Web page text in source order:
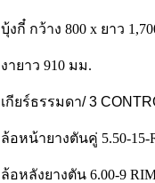
บุ้งกี๋ กว้าง 800 x ยาว
งายาว 910 มม.
เกียร์ธรรมดา/ 3
ล้อหน้ายางตันคู่ 5.50-15-
ล้อหลังยางตัน 6.00-9